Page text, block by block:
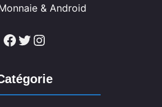
& Android
Facebook Twitter Instagram